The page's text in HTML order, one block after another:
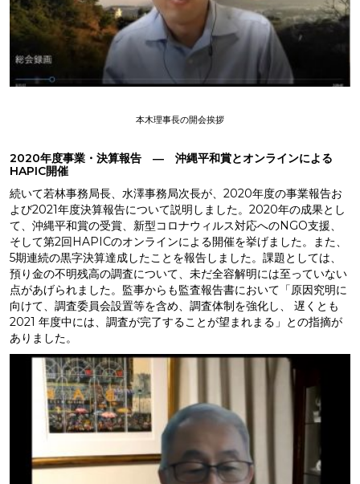
本木理事長の開会挨拶
2020年度事業・決算報告 ― 沖縄平和賞とオンラインによる
HAPIC開催
続いて若林事務局長、水澤事務局次長が、2020年度の事業報告お
よび2021年度決算報告について説明しました。2020年の成果とし
て、沖縄平和賞の受賞、新型コロナウィルス対応へのNGO支援、
そして第2回HAPICのオンラインによる開催を挙げました。また、
5期連続の黒字決算達成したことを報告しました。 課題としては、
預り金の不明残高の調査について、未だ全容解明には至っていない
点があげられました。監事からも監査報告書において「原因究明に
向けて、調査委員会設置等を含め、調査体制を強化し、 遅くとも
2021 年度中には、調査が完了することが望まれまる」との指摘が
ありました。